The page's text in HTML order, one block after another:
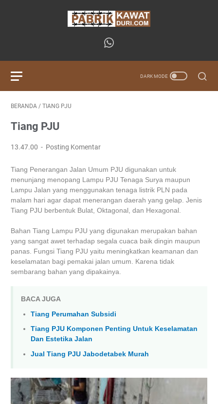
BERANDA / TIANG PJU
Tiang PJU
13.47.00 Posting Komentar
Tiang Penerangan Jalan Umum PJU digunakan untuk
menunjang menopang Lampu PJU Tenaga Surya maupun
Lampu Jalan yang menggunakan tenaga listrik PLN pada
malam hari agar dapat menerangan daerah yang gelap. Jenis
Tiang PJU berbentuk Bulat, Oktagonal, dan Hexagonal.
Bahan Tiang Lampu PJU yang digunakan merupakan bahan
yang sangat awet terhadap segala cuaca baik dingin maupun
panas. Fungsi Tiang PJU yaitu meningkatkan keamanan dan
keselamatan bagi pemakai jalan umum. Karena tidak
sembarang bahan yang dipakainya.
BACA JUGA
Tiang Perumahan Subsidi
Tiang PJU Komponen Penting Untuk Keselamatan
Dan Estetika Jalan
Jual Tiang PJU Jabodetabek Murah